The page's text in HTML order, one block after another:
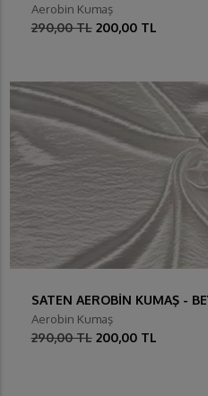
Aerobin Kumaş
290,00 TL 200,00 TL
SATEN AEROBİN KUMAŞ -
Aerobin Kumaş
290,00 TL 200,00 TL